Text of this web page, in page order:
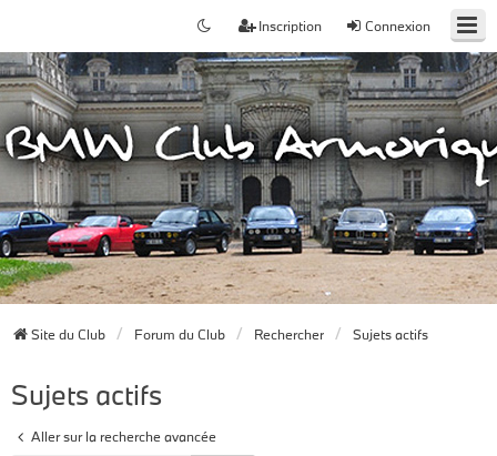
Connexion
Inscription
Site du Club Forum du Club Rechercher Sujets actifs
Sujets actifs
Aller sur la recherche avancée